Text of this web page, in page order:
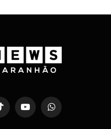
YouTubeWhatsApp